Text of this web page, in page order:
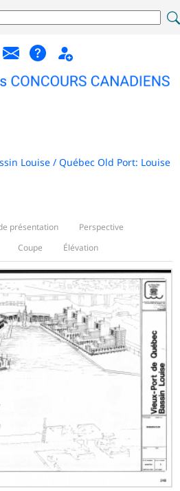
Louise / Québec Old Port: Louise
présentation
Perspective
Coupe Élévation